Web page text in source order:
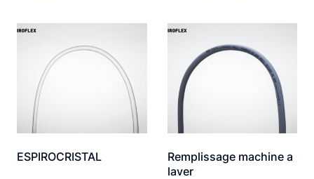
ESPIROCRISTAL
Remplissage machine a
laver